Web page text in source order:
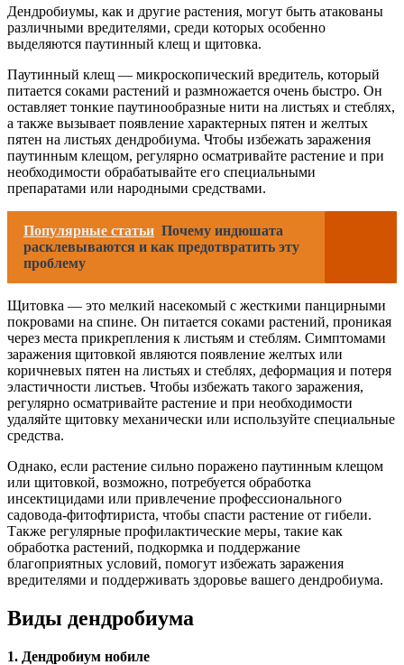
Дендробиумы, как и другие растения, могут быть атакованы
различными вредителями, среди которых особенно
выделяются паутинный клещ и щитовка.
Паутинный клещ — микроскопический вредитель, который
питается соками растений и размножается очень быстро. Он
оставляет тонкие паутинообразные нити на листьях и стеблях,
а также вызывает появление характерных пятен и желтых
пятен на листьях дендробиума. Чтобы избежать заражения
паутинным клещом, регулярно осматривайте растение и при
необходимости обрабатывайте его специальными
препаратами или народными средствами.
Популярные статьи Почему индюшата
расклевываются и как предотвратить эту
проблему
Щитовка — это мелкий насекомый с жесткими панцирными
покровами на спине. Он питается соками растений, проникая
через места прикрепления к листьям и стеблям. Симптомами
заражения щитовкой являются появление желтых или
коричневых пятен на листьях и стеблях, деформация и потеря
эластичности листьев. Чтобы избежать такого заражения,
регулярно осматривайте растение и при необходимости
удаляйте щитовку механически или используйте специальные
средства.
Однако, если растение сильно поражено паутинным клещом
или щитовкой, возможно, потребуется обработка
инсектицидами или привлечение профессионального
садовода-фитофтириста, чтобы спасти растение от гибели.
Также регулярные профилактические меры, такие как
обработка растений, подкормка и поддержание
благоприятных условий, помогут избежать заражения
вредителями и поддерживать здоровье вашего дендробиума.
Виды дендробиума
1. Дендробиум нобиле